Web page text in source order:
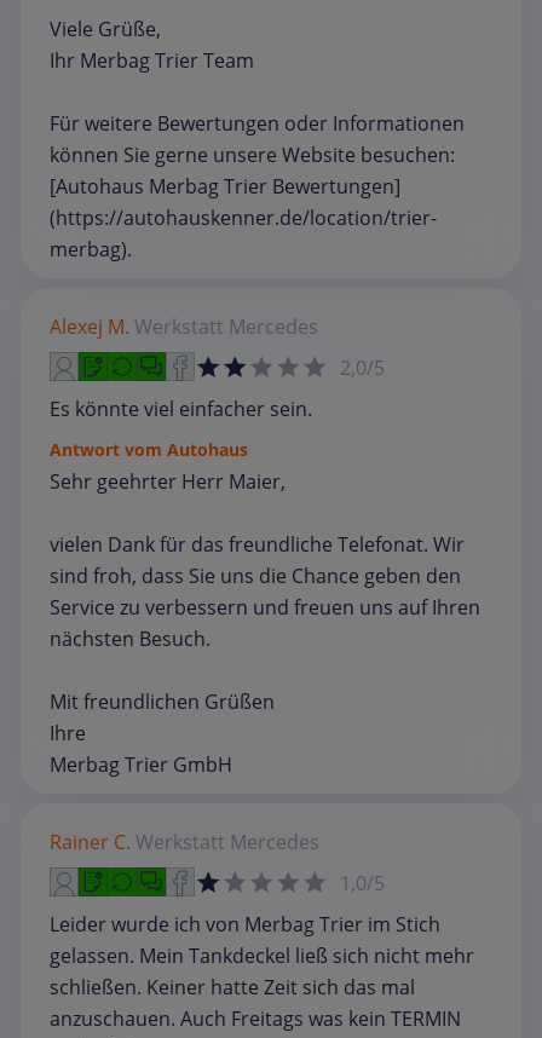
Viele Grüße,
Ihr Merbag Trier Team
Für weitere Bewertungen oder Informationen
können Sie gerne unsere Website besuchen:
[Autohaus Merbag Trier Bewertungen]
(https://autohauskenner.de/location/trier-
merbag).
Alexej M. Werkstatt Mercedes
2,0/5
Es könnte viel einfacher sein.
Antwort vom Autohaus
Sehr geehrter Herr Maier,
vielen Dank für das freundliche Telefonat. Wir
sind froh, dass Sie uns die Chance geben den
Service zu verbessern und freuen uns auf Ihren
nächsten Besuch.
Mit freundlichen Grüßen
Ihre
Merbag Trier GmbH
Rainer C. Werkstatt Mercedes
1,0/5
Leider wurde ich von Merbag Trier im Stich
gelassen. Mein Tankdeckel ließ sich nicht mehr
schließen. Keiner hatte Zeit sich das mal
anzuschauen. Auch Freitags was kein TERMIN